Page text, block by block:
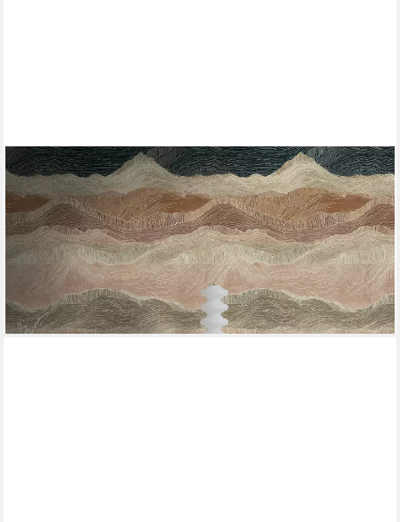
LIVING WALLS
Fototapete The Wall 4 Structures – Atmosphärische
Berglandschaft Vlies-Fototapete, leicht strukturiert, matt,
naturalistisch, Motiv, (1 St), Atmosphärische Berglandschaft mit
atmosphärischer Tiefe
53,99 €
lieferbar - in 4-5 Werktagen bei dir